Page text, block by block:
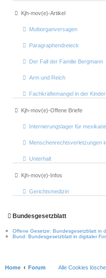
Kjh-mov(e)-Artikel
Multiorganversagen
Paragraphendreieck
Der Fall der Familie Bergmann
Arm und Reich
Fachkräftemangel in der
Kjh-mov(e)-Offene Briefe
Internierungslager für
Menschenrechtsverletzungen
Unterhalt
Kjh-mov(e)-Infos
Gerichtsmedizin
Bundesgesetzblatt
Offene Gesetze: Bundesgesetzblatt in
Bund: Bundesgesetzblatt in digitaler
Home Forum Alle Cookies